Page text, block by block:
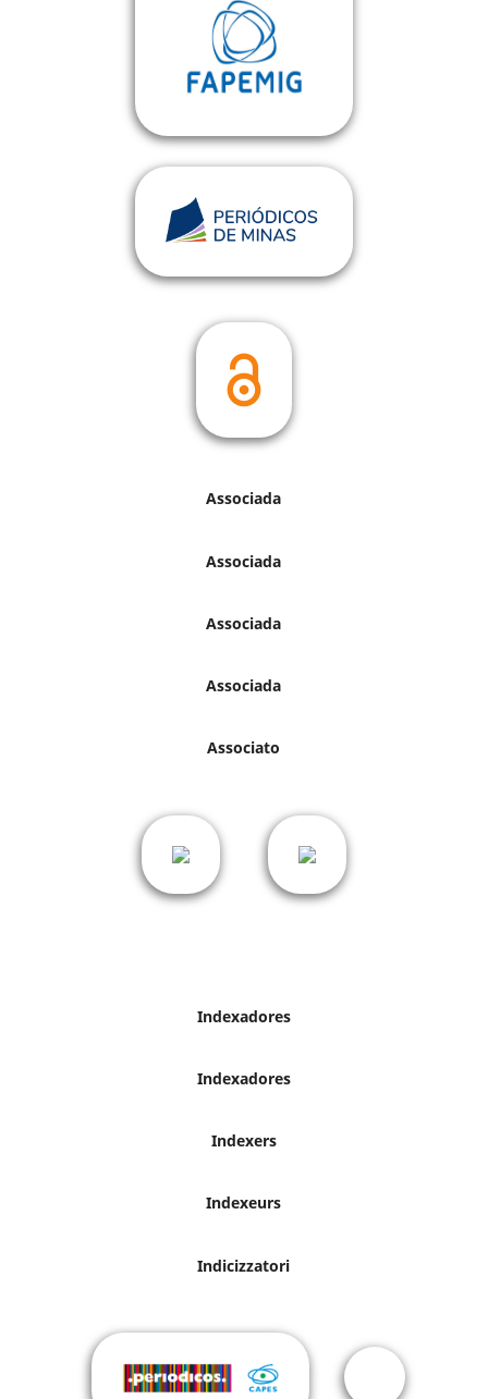
Associada
Associada
Associada
Associada
Associato
Indexadores
Indexadores
Indexers
Indexeurs
Indicizzatori